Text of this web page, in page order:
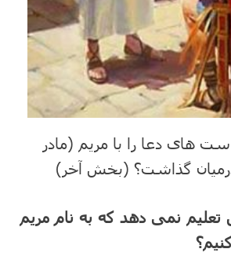
های دعا را با مریم (مادر
گذاشت؟ (بخش آخر)
نمی دهد که به نام مریم